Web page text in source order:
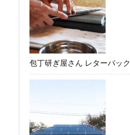
包丁研ぎ屋さん レターパック